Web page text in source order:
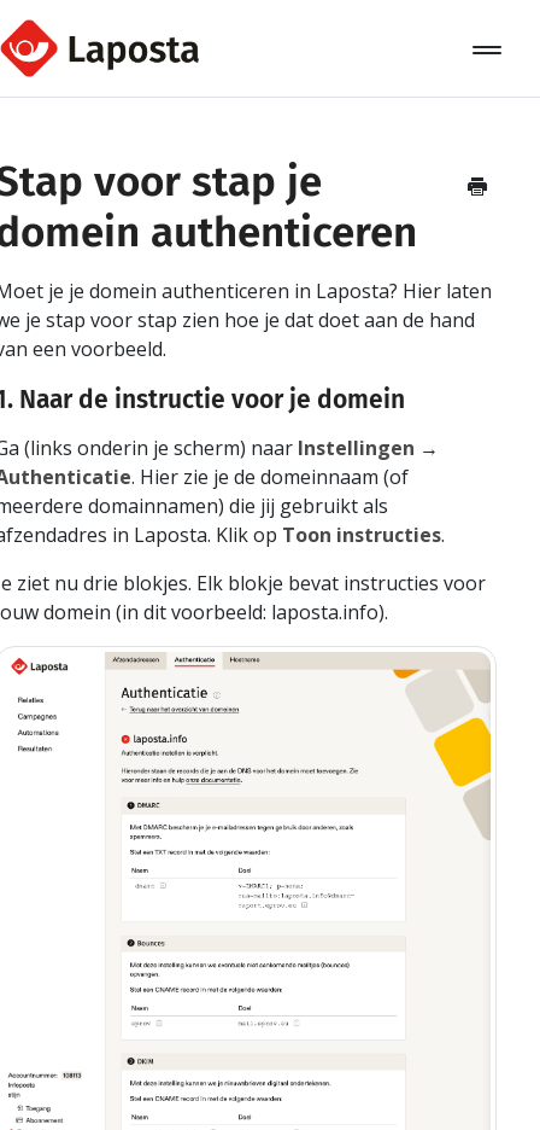
Toggle
Over Laposta
Relaties
Campagnes
voor stap je
authenticeren
je je domein authenticeren in Laposta? Hier laten
je stap voor stap zien hoe je dat doet aan de hand
een voorbeeld.
Naar de instructie voor je domein
(links onderin je scherm) naar Instellingen →
. Hier zie je de domeinnaam (of
domainnamen) die jij gebruikt als
in Laposta. Klik op Toon instructies.
ziet nu drie blokjes. Elk blokje bevat instructies voor
domein (in dit voorbeeld: laposta.info).